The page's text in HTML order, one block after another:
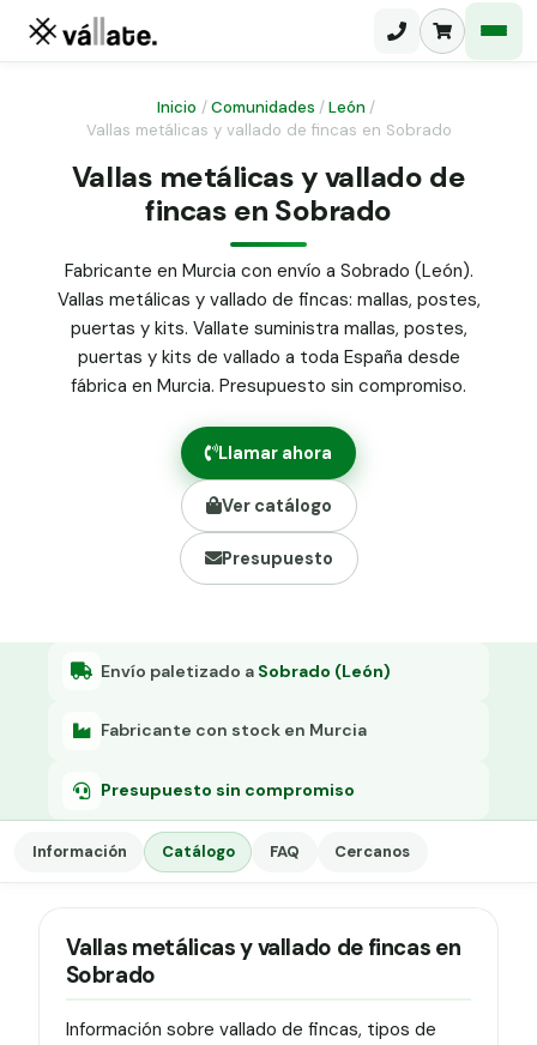
Malla ganadera
Malla simple torsión
Malla triple torsión
Panel malla H.
Puerta abatible dos hojas
Puerta acceso peatonal
Poste malla Hércules
Poste malla simple torsión
Alambre de espino galvanizado
Alambre liso galvanizado
Malla ocultación 70 g/m² verde
Abrazadera PVC malla H.
Grapa malla H.
Inicio /Comunidades /León /
Vallas metálicas y vallado de fincas en Sobrado
Vallas metálicas y vallado de
fincas en Sobrado
Fabricante en Murcia con envío a Sobrado (León).
Vallas metálicas y vallado de fincas: mallas, postes,
puertas y kits. Vallate suministra mallas, postes,
puertas y kits de vallado a toda España desde
fábrica en Murcia. Presupuesto sin compromiso.
Llamar ahora
Ver catálogo
Presupuesto
Envío paletizado a Sobrado (León)
Fabricante con stock en Murcia
Presupuesto sin compromiso
Información Catálogo FAQ Cercanos
Vallas metálicas y vallado de fincas en
Sobrado
Información sobre vallado de fincas, tipos de